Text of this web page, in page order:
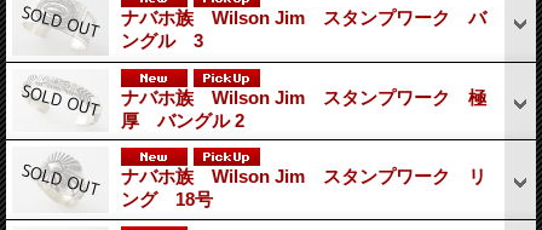
ナバホ族 Wilson Jim スタンプワーク バ
ングル 3
ナバホ族 Wilson Jim スタンプワーク 極
厚 バングル 2
ナバホ族 Wilson Jim スタンプワーク リ
ング 18号